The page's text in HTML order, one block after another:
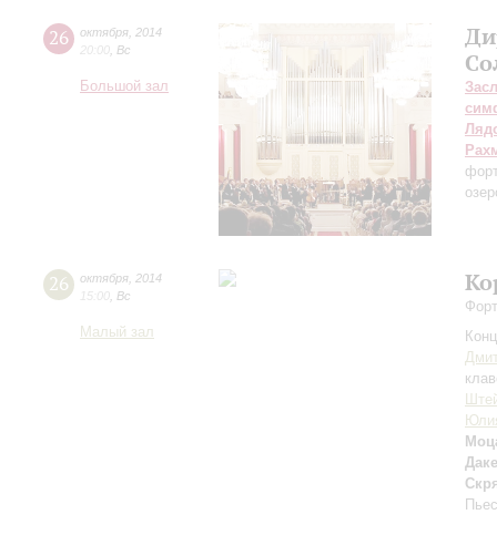
26 октября 2014
20:00 Вс
Большой зал
26 октября 2014
15:00 Вс
Малый зал